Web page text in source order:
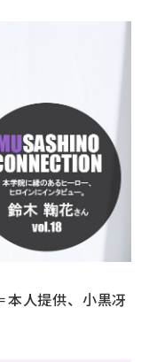
お問い合わせ
バシーポリシー
人提供、小黒冴